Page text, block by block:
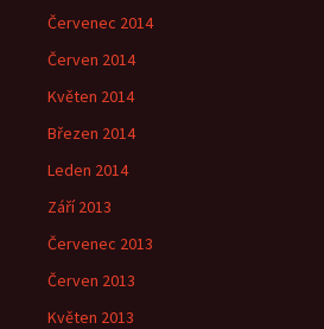
Červenec 2014
Červen 2014
Květen 2014
Březen 2014
Leden 2014
Září 2013
Červenec 2013
Červen 2013
Květen 2013